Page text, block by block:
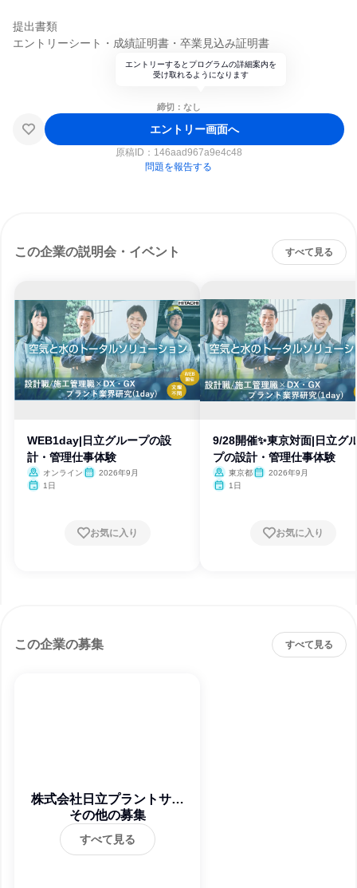
提出書類
エントリーシート・成績証明書・卒業見込み証明書
エントリーするとプログラムの詳細案内を
受け取れるようになります
締切：なし
エントリー画面へ
原稿ID： 146aad967a9e4c48
問題を報告する
この企業の説明会・イベント すべて見る
WEB1day|日立グループの設
計・管理仕事体験
オンライン
2026年9月
1日
お気に入り
9/28開催✨東京対面|日立グ
プの設計・管理仕事体験
東京都
2026年9月
1日
お気に入り
この企業の募集 すべて見る
株式会社日立プラントサー
ビス
その他の募集
すべて見る